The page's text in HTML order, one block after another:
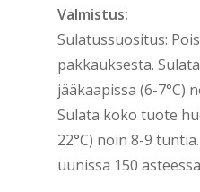
Valmistus:
Sulatussuositus:
pakkauksesta.
jääkaapissa (6-7°C)
Sulata koko tuote
22°C) noin 8-9
uunissa 150